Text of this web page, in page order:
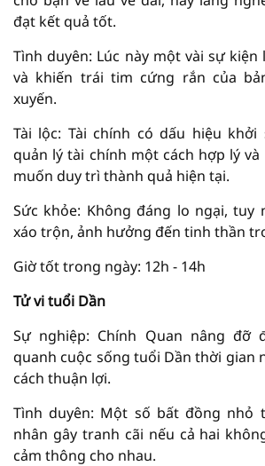
đạt kết quả tốt.
Tình duyên: Lúc này một vài sự kiện
và khiến trái tim cứng rắn của
xuyến.
Tài lộc: Tài chính có dấu hiệu khởi
quản lý tài chính một cách hợp lý
muốn duy trì thành quả hiện tại.
Sức khỏe: Không đáng lo ngại, tuy
xáo trộn, ảnh hưởng đến tinh thần
Giờ tốt trong ngày: 12h - 14h
Tử vi tuổi Dần
Sự nghiệp: Chính Quan nâng đỡ
quanh cuộc sống tuổi Dần thời gian
cách thuận lợi.
Tình duyên: Một số bất đồng nhỏ
nhân gây tranh cãi nếu cả hai
cảm thông cho nhau.